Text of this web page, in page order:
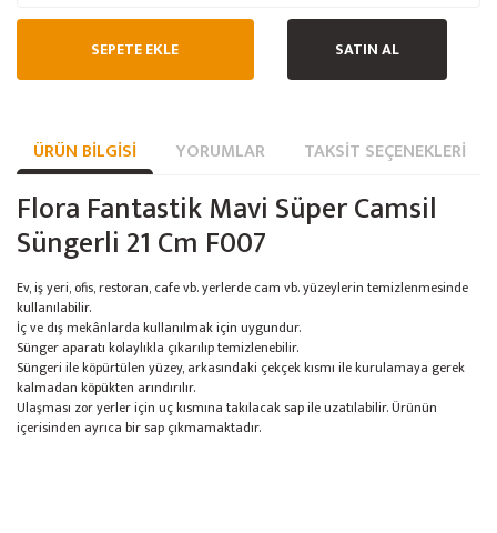
SEPETE EKLE SATIN AL
ÜRÜN BILGISI YORUMLAR TAKSIT SEÇENEKLERI
Flora Fantastik Mavi Süper Camsil
Süngerli 21 Cm F007
Ev, iş yeri, ofis, restoran, cafe vb. yerlerde cam vb. yüzeylerin temizlenmesinde
kullanılabilir.
İç ve dış mekânlarda kullanılmak için uygundur.
Sünger aparatı kolaylıkla çıkarılıp temizlenebilir.
Süngeri ile köpürtülen yüzey, arkasındaki çekçek kısmı ile kurulamaya gerek
kalmadan köpükten arındırılır.
Ulaşması zor yerler için uç kısmına takılacak sap ile uzatılabilir. Ürünün
içerisinden ayrıca bir sap çıkmamaktadır.